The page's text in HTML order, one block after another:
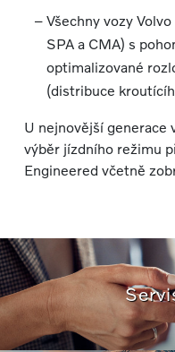
Všechny vozy
SPA a CMA) s
optimalizované
(distribuce
U nejnovější generace
výběr jízdního režimu
Engineered včetně